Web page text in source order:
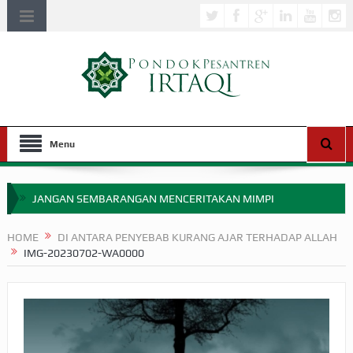
Menu
JANGAN SEMBARANGAN MENCERITAKAN MIMPI
MIMPI YANG DIABAIKAN MENJELANG PERANG BADAR
SEBELUM TIBA SAAT WAJIB?
HOME
DI ANTARA PENYEBAB KURANG AJAR TERHADAP ALLAH
IMG-20230702-WA0000